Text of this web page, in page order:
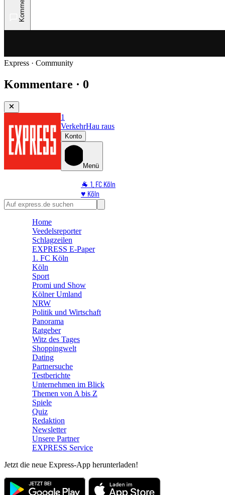
Express · Community
Kommentare · 0
1
VerkehrHau raus
Konto
Menü
🐐 1. FC Köln
♥️ Köln
⭐ Promi
🛒 Shoppingwelt
Home
Veedelsreporter
Schlagzeilen
EXPRESS E-Paper
1. FC Köln
Köln
Sport
Promi und Show
Kölner Umland
NRW
Politik und Wirtschaft
Panorama
Ratgeber
Witz des Tages
Shoppingwelt
Dating
Partnersuche
Testberichte
Unternehmen im Blick
Themen von A bis Z
Spiele
Quiz
Redaktion
Newsletter
Unsere Partner
EXPRESS Service
Jetzt die neue Express-App herunterladen!